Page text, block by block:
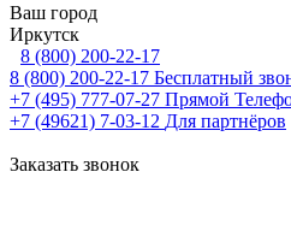
Ваш город
Иркутск
8 (800) 200-22-17
8 (800) 200-22-17 Бесплатный
+7 (495) 777-07-27 Прямой
+7 (49621) 7-03-12 Для партнёров
Заказать звонок